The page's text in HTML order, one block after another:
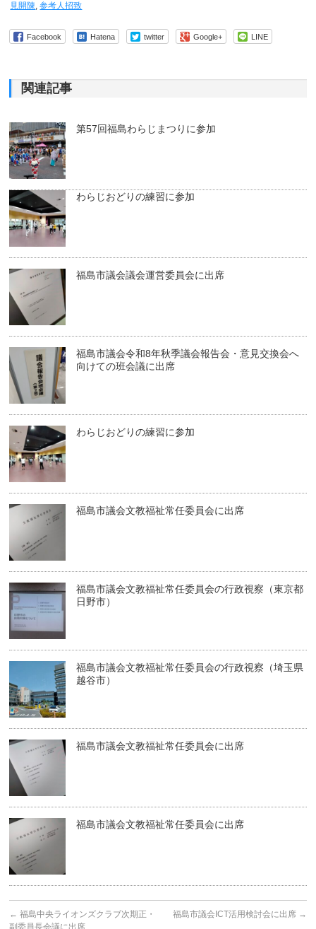
見開陳,参考人招致
Facebook Hatena twitter Google+ LINE
関連記事
第57回福島わらじまつりに参加
わらじおどりの練習に参加
福島市議会議会運営委員会に出席
福島市議会令和8年秋季議会報告会・意見交換会へ
向けての班会議に出席
わらじおどりの練習に参加
福島市議会文教福祉常任委員会に出席
福島市議会文教福祉常任委員会の行政視察（東京都
日野市）
福島市議会文教福祉常任委員会の行政視察（埼玉県
越谷市）
福島市議会文教福祉常任委員会に出席
福島市議会文教福祉常任委員会に出席
← 福島中央ライオンズクラブ次期正・
福島市議会ICT活用検討会に出席 →